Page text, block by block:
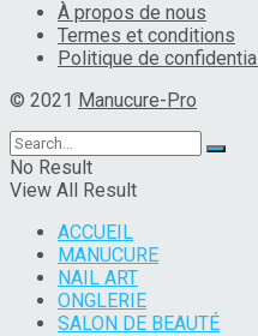
À propos de nous
Termes et conditions
Politique de
© 2021 Manucure-Pro
No Result
View All Result
ACCUEIL
MANUCURE
NAIL ART
ONGLERIE
SALON DE BEAUTÉ